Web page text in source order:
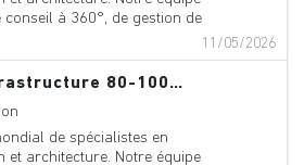
eaux usées. Avec des
mondiale et savoir-faire
approche « glocale »
de répondre aux besoins
communauté tout en
pratiques internationales.
à 360°, de gestion de
dans les domaines
ponts, bâtiments,
numérique,
hydraulique, métros,
et gaz, pipelines, ports,
fluvial, routes, trafic, tunnels
11/05/2026
Dessinateur infrastructure 80-100% (h/f)
de spécialistes en
et architecture. Notre équipe